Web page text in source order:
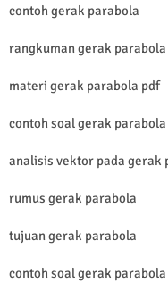
contoh gerak parabola
rangkuman gerak parabola
materi gerak parabola pdf
contoh soal gerak parabola
analisis vektor pada gerak
rumus gerak parabola
tujuan gerak parabola
contoh soal gerak